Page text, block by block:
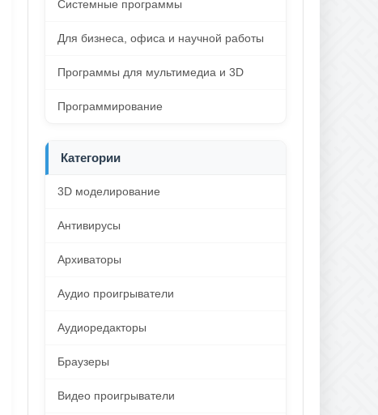
Системные программы
Для бизнеса, офиса и научной работы
Программы для мультимедиа и 3D
Программирование
Категории
3D моделирование
Антивирусы
Архиваторы
Аудио проигрыватели
Аудиоредакторы
Браузеры
Видео проигрыватели